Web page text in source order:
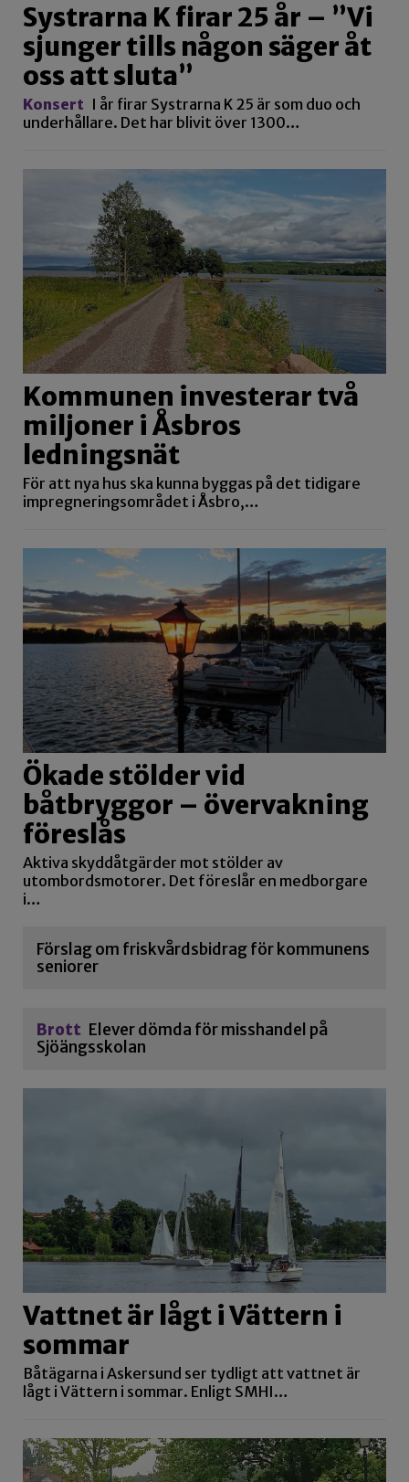
Systrarna K firar 25 år – ”Vi
sjunger tills någon säger åt
oss att sluta”
Konsert I år firar Systrarna K 25 är som duo och
underhållare. Det har blivit över 1300…
Kommunen investerar två
miljoner i Åsbros
ledningsnät
För att nya hus ska kunna byggas på det tidigare
impregneringsområdet i Åsbro,…
Ökade stölder vid
båtbryggor – övervakning
föreslås
Aktiva skyddåtgärder mot stölder av
utombordsmotorer. Det föreslår en medborgare
i…
Förslag om friskvårdsbidrag för kommunens
seniorer
Brott Elever dömda för misshandel på
Sjöängsskolan
Vattnet är lågt i Vättern i
sommar
Båtägarna i Askersund ser tydligt att vattnet är
lågt i Vättern i sommar. Enligt SMHI…